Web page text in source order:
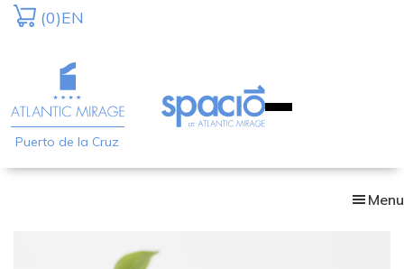
Skip
content
(0)EN
Puerto de la Cruz
Menu